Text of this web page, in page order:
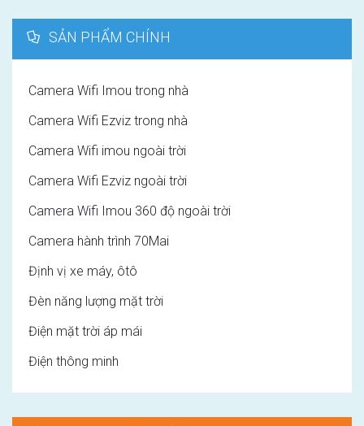
SẢN PHẨM CHÍNH
Camera Wifi Imou trong nhà
Camera Wifi Ezviz trong nhà
Camera Wifi imou ngoài trời
Camera Wifi Ezviz ngoài trời
Camera Wifi Imou 360 độ ngoài trời
Camera hành trình 70Mai
Định vị xe máy, ôtô
Đèn năng lượng mặt trời
Điện mặt trời áp mái
Điện thông minh